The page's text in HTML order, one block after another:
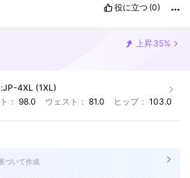
役に立つ (0)
上昇35%
JP-4XL (1XL)
：98.0 ウェスト： 81.0 ヒップ： 103.0
づいて作成